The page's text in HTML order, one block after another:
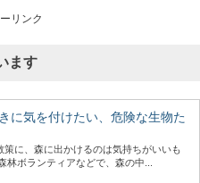
リンク
ます
に気を付けたい、危険な生物た
策に、森に出かけるのは気持ちがいいも
林ボランティアなどで、森の中...